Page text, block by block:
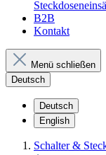
B2B
Kontakt
Menü schließen
Deutsch
Deutsch
English
Schalter &